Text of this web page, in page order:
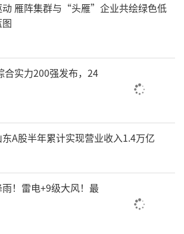
入，写作是输出，而输出，正
界
输入—输出”的理论。读书是
雁阵集群与“头雁”企业共绘绿色低
合实力200强发布，24
A股半年累计实现营业收入1.4万亿
！雷电+9级大风！最